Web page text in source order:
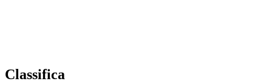
Classifica